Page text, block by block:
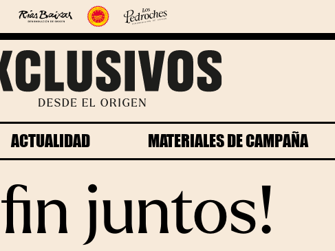
ACTUALIDAD MATERIALES DE CAMPAÑA
juntos!